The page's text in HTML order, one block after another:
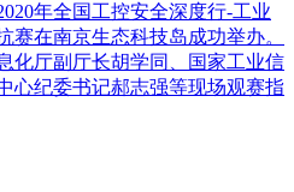
年全国工控安全深度行-工业
赛在南京生态科技岛成功举办。
化厅副厅长胡学同、国家工业信
心纪委书记郝志强等现场观赛指